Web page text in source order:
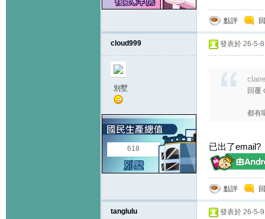
點評
cloud999
別墅
618
發表於 26-5-
回覆
都有
已出了email?
點評
tanglulu 發表於 26-5-